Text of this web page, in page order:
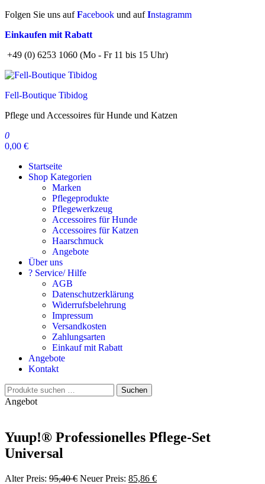
Zum
springen
Folgen Sie uns aufFacebook und aufInstagramm
Einkaufen mit Rabatt
+49 (0) 6253 1060 (Mo - Fr 11 bis 15 Uhr)
Fell-Boutique Tibidog
Pflege und Accessoires für Hunde und Katzen
0
0,00 €
Startseite
Shop Kategorien
Marken
Pflegeprodukte
Pflegewerkzeug
Accessoires für Hunde
Accessoires für Katzen
Haarschmuck
Angebote
Über uns
? Service/ Hilfe
AGB
Datenschutzerklärung
Widerrufsbelehrung
Impressum
Versandkosten
Zahlungsarten
Einkauf mit Rabatt
Angebote
Kontakt
Suchen
nach:
Suchen
Angebot
Yuup!® Professionelles Pflege-Set
Universal
Alter Preis: 95,40€ Ursprünglicher
Neuer Preis: 85,86 €Aktueller